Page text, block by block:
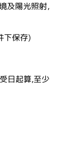
陽光照射，
下保存)
日起算,至少